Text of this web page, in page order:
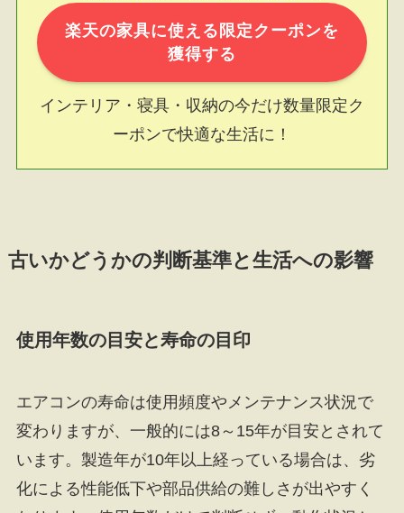
楽天の家具に使える限定クーポンを
獲得する
インテリア・寝具・収納の今だけ数量限定ク
ーポンで快適な生活に！
古いかどうかの判断基準と生活への影響
使用年数の目安と寿命の目印
エアコンの寿命は使用頻度やメンテナンス状況で
変わりますが、一般的には8～15年が目安とされて
います。製造年が10年以上経っている場合は、劣
化による性能低下や部品供給の難しさが出やすく